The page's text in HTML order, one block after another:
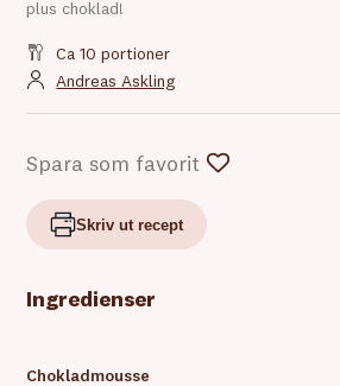
plus choklad!
Ca 10 portioner
Andreas Askling
Spara som favorit
Skriv ut recept
Ingredienser
Chokladmousse